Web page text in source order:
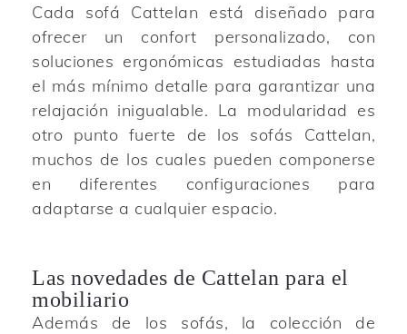
Cada sofá Cattelan está diseñado para
ofrecer un confort personalizado, con
soluciones ergonómicas estudiadas hasta
el más mínimo detalle para garantizar una
relajación inigualable. La modularidad es
otro punto fuerte de los sofás Cattelan,
muchos de los cuales pueden componerse
en diferentes configuraciones para
adaptarse a cualquier espacio.
Las novedades de Cattelan para el
mobiliario
Además de los sofás, la colección de